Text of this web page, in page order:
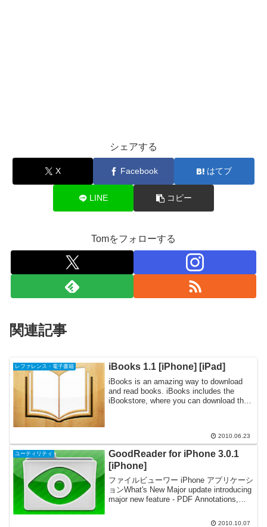
シェアする
X Facebook はてブ
LINE コピー
Tomをフォローする
関連記事
レファレンス・電子書籍 iBooks 1.1 [iPhone] [iPad]
iBooks is an amazing way to download
and read books. iBooks includes the
iBookstore, where you can download the
2010.06.23
ユーティリティ
GoodReader for iPhone 3.0.1
[iPhone]
ファイルビューワー iPhone アプリケーシ
ョンWhat's New Major update introducing
major new feature - PDF Annotations,
2010.10.07